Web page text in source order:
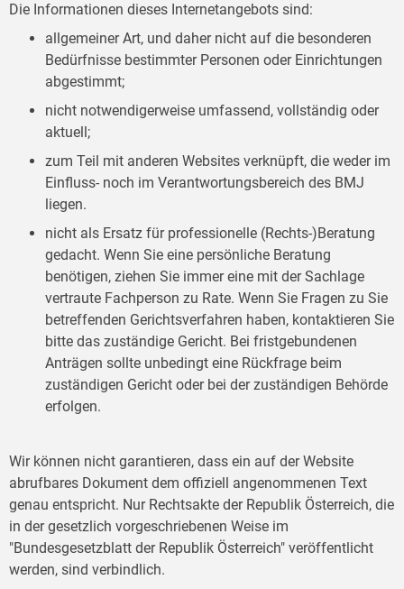
Die Informationen dieses Internetangebots sind:
allgemeiner Art, und daher nicht auf die besonderen
Bedürfnisse bestimmter Personen oder Einrichtungen
abgestimmt;
nicht notwendigerweise umfassend, vollständig oder
aktuell;
zum Teil mit anderen Websites verknüpft, die weder im
Einfluss- noch im Verantwortungsbereich des BMJ
liegen.
nicht als Ersatz für professionelle (Rechts-)Beratung
gedacht. Wenn Sie eine persönliche Beratung
benötigen, ziehen Sie immer eine mit der Sachlage
vertraute Fachperson zu Rate. Wenn Sie Fragen zu Sie
betreffenden Gerichtsverfahren haben, kontaktieren Sie
bitte das zuständige Gericht. Bei fristgebundenen
Anträgen sollte unbedingt eine Rückfrage beim
zuständigen Gericht oder bei der zuständigen Behörde
erfolgen.
Wir können nicht garantieren, dass ein auf der Website
abrufbares Dokument dem offiziell angenommenen Text
genau entspricht. Nur Rechtsakte der Republik Österreich, die
in der gesetzlich vorgeschriebenen Weise im
"Bundesgesetzblatt der Republik Österreich" veröffentlicht
werden, sind verbindlich.